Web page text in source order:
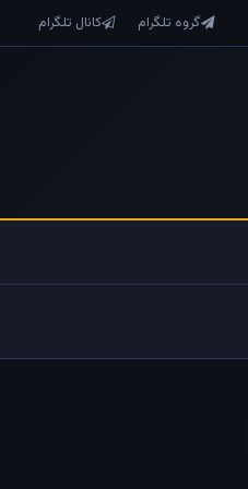
گروه تلگرام کانال تلگرام